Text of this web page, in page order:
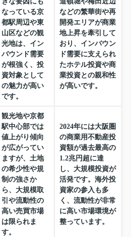
なっている京
都駅周辺や東
山区などの観
光地は、イン
バウンド需要
が根強く、投
資対象として
の魅力が高い
です。
などの繁華街や再
開発エリアが商業
地上昇を牽引して
おり、インバウン
ド需要に支えられ
たホテル投資や商
業投資との親和性
が高いです。
観光地や京都
駅中心部では
値上がり傾向
が広がってい
ますが、土地
の希少性や規
制の強さか
ら、大規模取
引や流動性の
高い売買市場
は限られま
す。
2024年には大阪圏
の商業用不動産投
資額が過去最高の
1.2兆円超に達
し、大規模投資が
活発です。海外投
資家の参入も多
く、流動性が非常
に高い市場環境が
整っています。